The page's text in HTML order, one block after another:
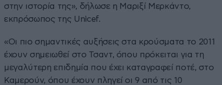
στην ιστορία της», δήλωσε η Μαριξί Μερκάντο,
εκπρόσωπος της Unicef.
«Οι πιο σημαντικές αυξήσεις στα κρούσματα το 2011
έχουν σημειωθεί στο Τσαντ, όπου πρόκειται για τη
μεγαλύτερη επιδημία που έχει καταγραφεί ποτέ, στο
Καμερούν, όπου έχουν πληγεί οι 9 από τις 10